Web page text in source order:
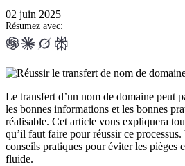
02 juin 2025
Résumez avec:
Le transfert d’un nom de domaine peut
les bonnes informations et les bonnes
réalisable. Cet article vous expliquera
qu’il faut faire pour réussir ce
conseils pratiques pour éviter les pièges
fluide.